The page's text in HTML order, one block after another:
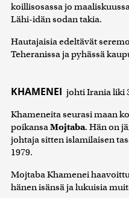
koillisosassa jo
Lähi-idän sodan takia.
Hautajaisia edeltävät
Teheranissa ja pyhässä
KHAMENEI johti Irania liki
Khameneita seurasi maan
poikansaMojtaba. Hän on
johtaja sitten islamilaisen
1979.
Mojtaba Khamenei
hänen isänsä ja lukuisia